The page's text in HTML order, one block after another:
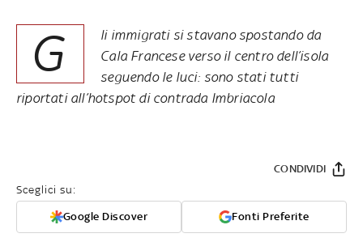
G
li immigrati si stavano spostando da
Cala Francese verso il centro dell’isola
seguendo le luci: sono stati tutti
riportati all’hotspot di contrada Imbriacola
Sceglici su:
Google Discover Fonti Preferite
CONDIVIDI